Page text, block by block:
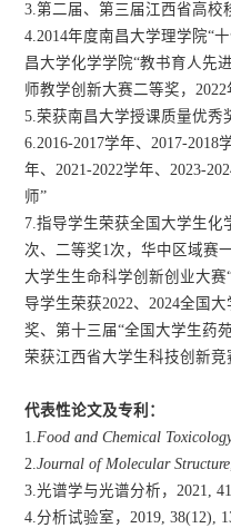
3.第二届、第三 届江西省高校
4.2014年度南昌大学理学院“
昌大学化学学院“教书育人先
师教学创新大赛二等奖 ，2022
5.荣获南昌大学授课质量优秀
6.2016-2017学年、2017-2018
年、2021-2022学年、2023-
师”
7.指导学生荣获全国大学生化
次、二等奖1次，华中区域赛
大学生生命科学创新创业大
导学生荣获2022、2024全国
奖、第十三届“全国大学生药
荣获江西省大学生科技创新
代表性论文及专利：
1.Food and Chemical
2.Journal of Molecular Structure
3.光谱学与光谱分析 ，2021,
4.分析试验室 ，2019, 38(12),